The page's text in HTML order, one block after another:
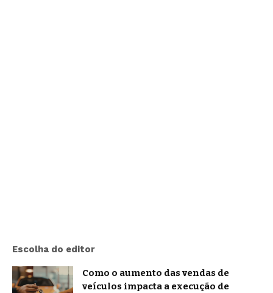
Escolha do editor
Como o aumento das vendas de
veículos impacta a execução de